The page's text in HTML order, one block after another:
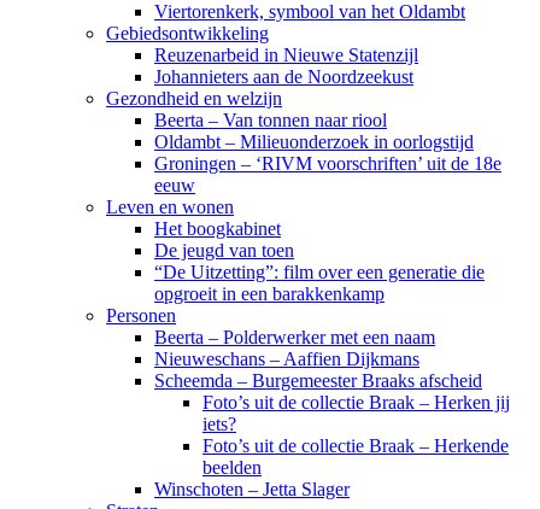
Viertorenkerk, symbool van het Oldambt
Gebiedsontwikkeling
Reuzenarbeid in Nieuwe Statenzijl
Johannieters aan de Noordzeekust
Gezondheid en welzijn
Beerta – Van tonnen naar riool
Oldambt – Milieuonderzoek in oorlogstijd
Groningen – ‘RIVM voorschriften’ uit de 18e
eeuw
Leven en wonen
Het boogkabinet
De jeugd van toen
“De Uitzetting”: film over een generatie die
opgroeit in een barakkenkamp
Personen
Beerta – Polderwerker met een naam
Nieuweschans – Aaffien Dijkmans
Scheemda – Burgemeester Braaks afscheid
Foto’s uit de collectie Braak – Herken jij
iets?
Foto’s uit de collectie Braak – Herkende
beelden
Winschoten – Jetta Slager